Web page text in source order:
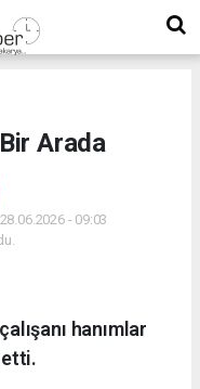
Arada
- 09:03
hanımlar